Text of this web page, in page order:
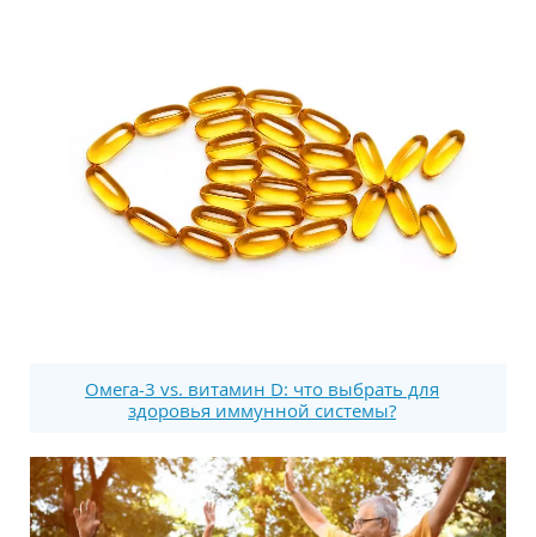
Омега-3 vs. витамин D: что выбрать для
здоровья иммунной системы?